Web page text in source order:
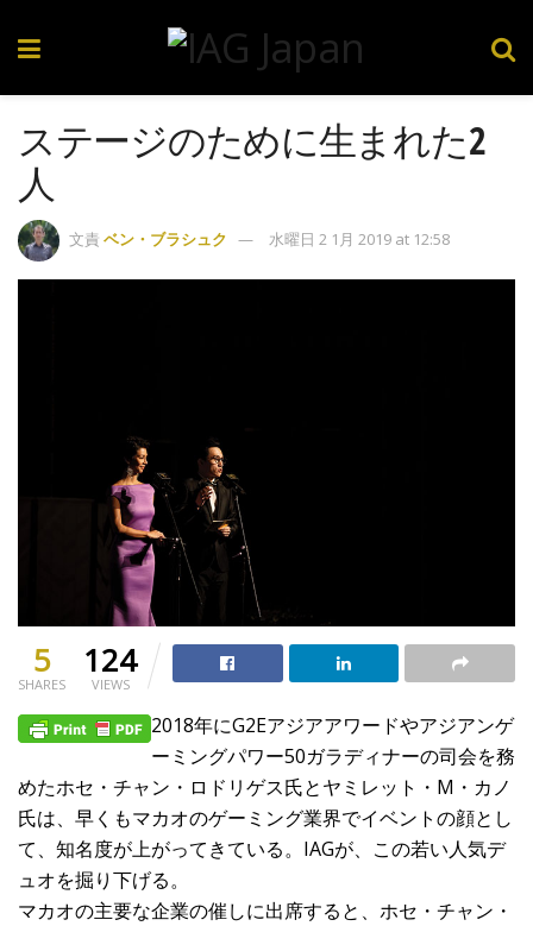
ステージのために生まれた2
人
文責 ベン・ブラシュク 水曜日 2 1月 2019 at 12:58
5
SHARES
124
VIEWS
2018年にG2Eアジアアワードやアジアンゲ
ーミングパワー50ガラディナーの司会を務
めたホセ・チャン・ロドリゲス氏とヤミレット・M・カノ
氏は、早くもマカオのゲーミング業界でイベントの顔とし
て、知名度が上がってきている。IAGが、この若い人気デ
ュオを掘り下げる。
マカオの主要な企業の催しに出席すると、ホセ・チャン・